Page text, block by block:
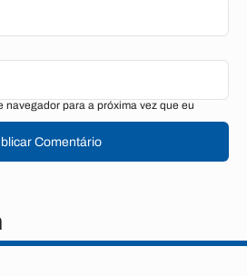
navegador para a próxima vez que eu
Comentário